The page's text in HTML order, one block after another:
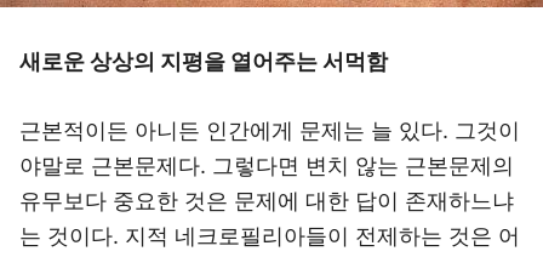
새로운 상상의 지평을 열어주는 서먹함
근본적이든 아니든 인간에게 문제는 늘 있다. 그것이
야말로 근본문제다. 그렇다면 변치 않는 근본문제의
유무보다 중요한 것은 문제에 대한 답이 존재하느냐
는 것이다. 지적 네크로필리아들이 전제하는 것은 어